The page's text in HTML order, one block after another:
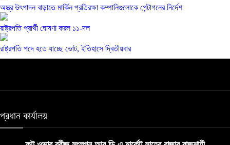
অস্ত্র উৎপাদন বাড়াতে মার্কিন প্রতিরক্ষা কম্পানিগুলোকে পেন্টাগনের নির্দেশ
রাষ্ট্রপতি প্রার্থী ঘোষণা করল ১১-দল
রাষ্ট্রপতি পদে হতে যাচ্ছে ভোট, ইতিহাসে দ্বিতীয়বার
প্রধান কার্যালয়